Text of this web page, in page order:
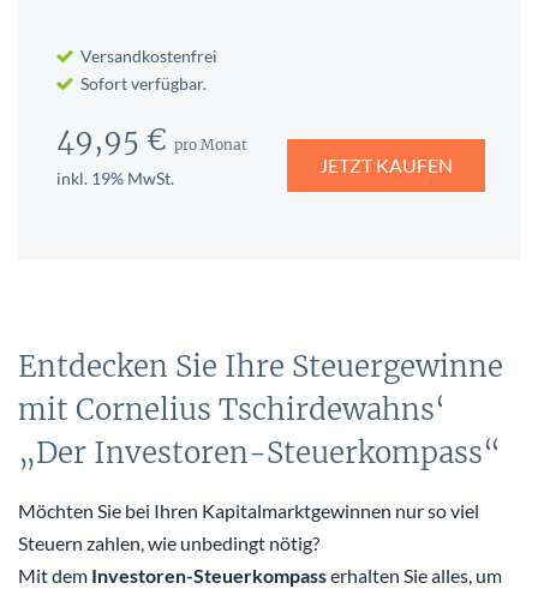
Versandkostenfrei
Sofort verfügbar.
49,95 € pro Monat
inkl. 19% MwSt.
JETZT KAUFEN
Entdecken Sie Ihre Steuergewinne
mit Cornelius Tschirdewahns‘
„Der Investoren-Steuerkompass“
Möchten Sie bei Ihren Kapitalmarktgewinnen nur so viel
Steuern zahlen, wie unbedingt nötig?
Mit dem Investoren-Steuerkompasserhalten Sie alles, um